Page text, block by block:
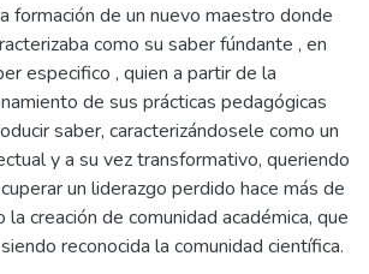
formación de un nuevo maestro donde
como su saber fúndante , en
especifico , quien a partir de la
de sus prácticas pedagógicas
saber, caracterizándosele como un
y a su vez transformativo, queriendo
un liderazgo perdido hace más de
la creación de comunidad académica, que
reconocida la comunidad científica.